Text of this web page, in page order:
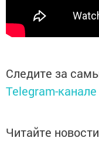
Следите за
Telegram-канале
Читайте